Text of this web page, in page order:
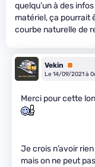
quelqu’un à des
matériel, ça pourrait
courbe naturelle de
Vekin
Premium
Le 14/09/2021 à
Merci pour cette
Je crois n’avoir
mais on ne peut